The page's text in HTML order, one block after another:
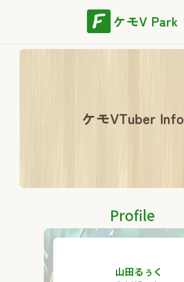
ケモV Park
ケモVTuber Info
Profile
山田るぅく